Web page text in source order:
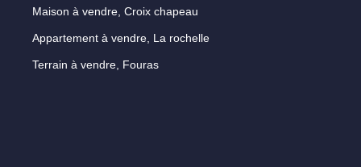
Maison à vendre, Croix chapeau
Appartement à vendre, La rochelle
Terrain à vendre, Fouras